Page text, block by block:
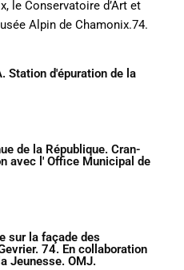
le Conservatoire d’Art et
Alpin de Chamonix.74.
Station d'épuration de la
de la République. Cran-
avec l' Office Municipal de
sur la façade des
74. En collaboration
Jeunesse. OMJ.